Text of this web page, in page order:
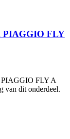
PIAGGIO FLY
FLY A
van dit onderdeel.